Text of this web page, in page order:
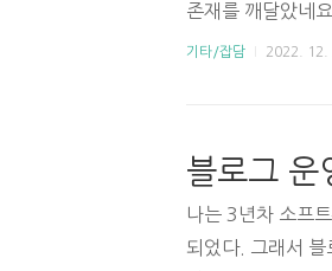
존재를 깨달았네
치된 블로그의 오
글 작성 시점 기준
번째로 커피챗 경
신 현직자 분들..
기타/잡담 2022. 12.
블로그 운
나는 3년차 소프
되었다. 그래서 블